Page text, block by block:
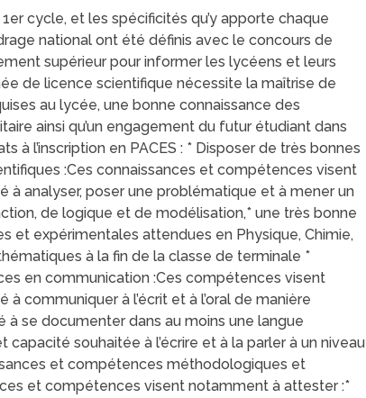
cycle, et les spécificités qu’y apporte chaque
national ont été définis avec le concours de
supérieur pour informer les lycéens et leurs
de licence scientifique nécessite la maîtrise de
au lycée, une bonne connaissance des
ainsi qu’un engagement du futur étudiant dans
à l’inscription en PACES : * Disposer de très bonnes
:Ces connaissances et compétences visent
à analyser, poser une problématique et à mener un
de logique et de modélisation,* une très bonne
et expérimentales attendues en Physique, Chimie,
à la fin de la classe de terminale *
en communication :Ces compétences visent
communiquer à l’écrit et à l’oral de manière
se documenter dans au moins une langue
souhaitée à l’écrire et à la parler à un niveau
et compétences méthodologiques et
et compétences visent notamment à attester :*